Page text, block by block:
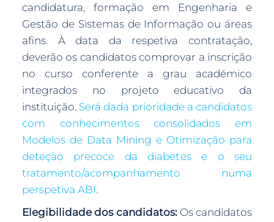
candidatura, formação em Engenharia e
Gestão de Sistemas de Informação ou áreas
afins. À data da respetiva contratação,
deverão os candidatos comprovar a inscrição
no curso conferente a grau académico
integrados no projeto educativo da
instituição. Será dada prioridade a candidatos
com conhecimentos consolidados em
Modelos de Data Mining e Otimização para
deteção precoce da diabetes e o seu
tratamento/acompanhamento numa
perspetiva ABI.
Elegibilidade dos candidatos: Os candidatos